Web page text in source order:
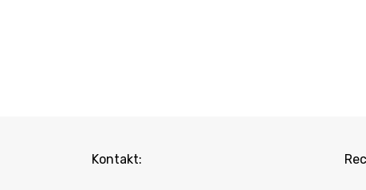
Kontakt: